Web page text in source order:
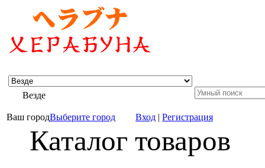
Везде
Ваш городВыберите город Вход | Регистрация
Каталог товаров